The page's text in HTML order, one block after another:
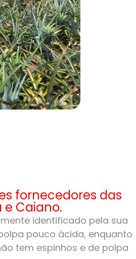
fornecedores das
e Caiano.
identificado pela sua
pouco ácida, enquanto
tem espinhos e de polpa